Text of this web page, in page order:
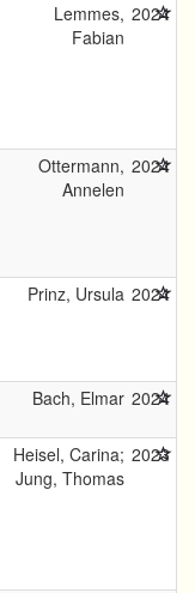
Lemmes,
Fabian
2024
Ottermann,
Annelen
2024
Prinz, Ursula 2024
Bach, Elmar 2024
Heisel, Carina;
Jung, Thomas
2023